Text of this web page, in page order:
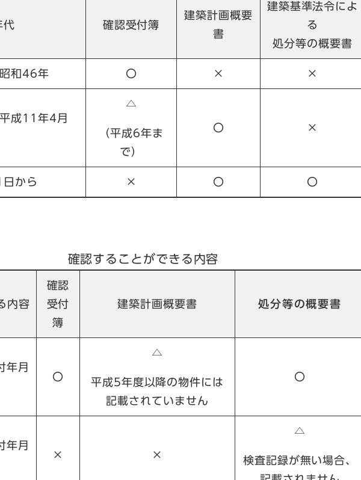
代 確認受付簿
建築計画概要
書
建築基準法令によ
る
処分等の概要書
和46年 〇 × ×
成11年4月
△
（平成6年ま
で）
〇 ×
から × 〇 〇
確認することができる内容
内容
確認
受付
簿
建築計画概要書 処分等の概要書
年月
〇
△
平成5年度以降の物件には
記載されていません
〇
年月
× ×
△
検査記録が無い場合、